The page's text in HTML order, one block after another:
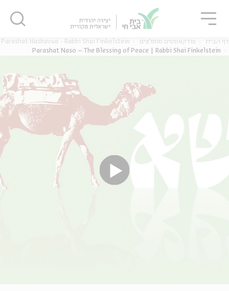
אנגלית נוער
אנגלית
דף הבית פודקאסטים מומלצים
Parashat Hashavua - Rabbi Shai Finkelstein
Parashat Naso – The Blessing of Peace | Rabbi Shai Finkelstein
סגור